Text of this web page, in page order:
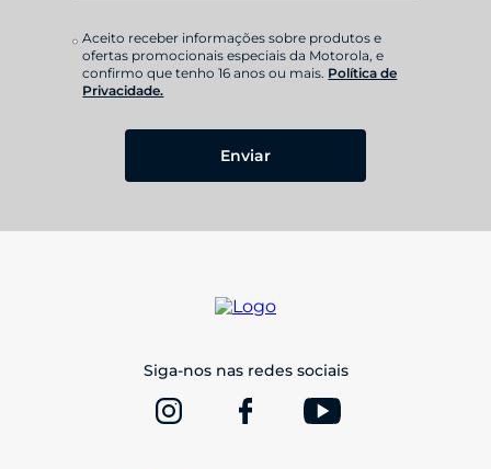
Enviar
Aceito receber informações sobre produtos e
ofertas promocionais especiais da Motorola, e
confirmo que tenho 16 anos ou mais. Política de
Privacidade.
Siga-nos nas redes sociais